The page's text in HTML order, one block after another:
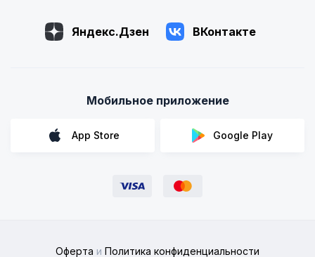
Яндекс.Дзен ВКонтакте
Мобильное приложение
App Store Google Play
Оферта и Политика конфиденциальности